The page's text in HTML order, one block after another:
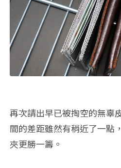
再次請出早已被掏空的無辜
間的差距雖然有稍近了一點
夾更勝一籌。